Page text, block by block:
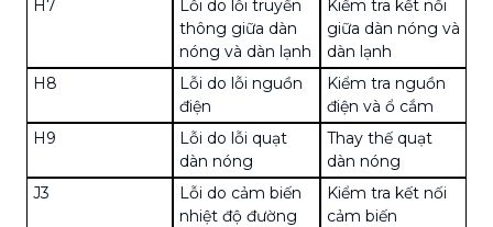
H7
Lỗi do lỗi truyền
thông giữa dàn
nóng và dàn lạnh
Kiểm tra kết nối
giữa dàn nóng và
dàn lạnh
H8
Lỗi do lỗi nguồn
điện
Kiểm tra nguồn
điện và ổ cắm
H9
Lỗi do lỗi quạt
dàn nóng
Thay thế quạt
dàn nóng
J3
Lỗi do cảm biến
nhiệt độ đường
Kiểm tra kết nối
cảm biến